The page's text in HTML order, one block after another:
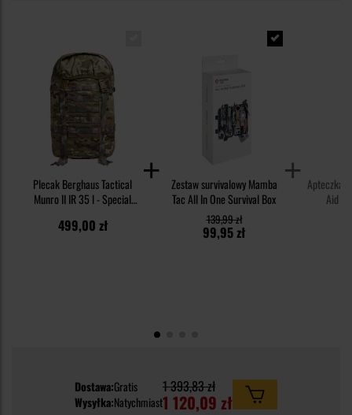
Plecak Berghaus Tactical
Munro II IR 35 l - Special
499,00 zł
Zestaw survivalowy Mamba
Tac All In One Survival Box
99,95 zł
139,99 zł
Apteczka
Aid
Dostawa:Gratis
Wysyłka:Natychmiast
1 393,83 zł
1 120,09 zł